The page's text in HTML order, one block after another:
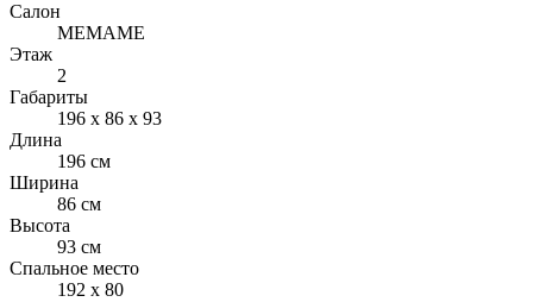
Салон
МЕМАМЕ
Этаж
2
Габариты
196 x 86 x 93
Длина
196 см
Ширина
86 см
Высота
93 см
Спальное место
192 x 80